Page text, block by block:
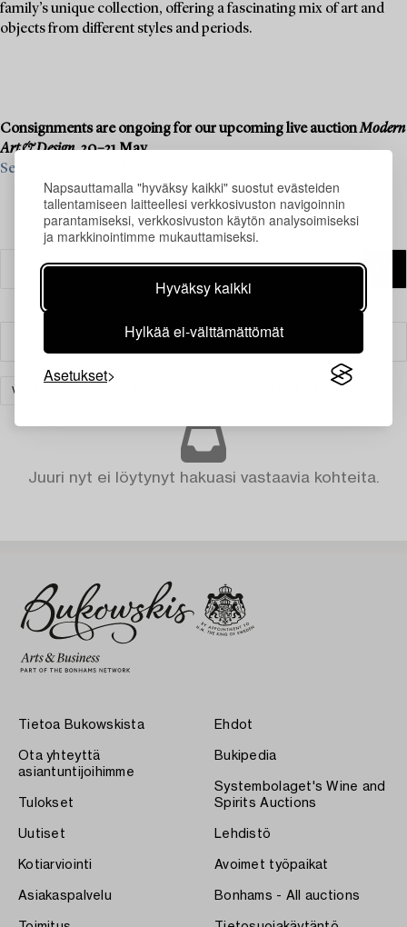
Napsauttamalla "hyväksy kaikki" suostut evästeiden
tallentamiseen laitteellesi verkkosivuston navigoinnin
parantamiseksi, verkkosivuston käytön analysoimiseksi
ja markkinointimme mukauttamiseksi.
Hyväksy kaikki
Hylkää ei-välttämättömät
Asetukset
family’s unique collection, offering a fascinating mix of art and
objects from different styles and periods.
Consignments are ongoing for our upcoming live auctionModern
Art & Design, 20–21 May.
See what we are looking for and contact us for a valuation ›
VALAISIMET
Juuri nyt ei löytynyt hakuasi vastaavia kohteita.
Tietoa Bukowskista
Ota yhteyttä
asiantuntijoihimme
Tulokset
Uutiset
Kotiarviointi
Asiakaspalvelu
Ehdot
Bukipedia
Systembolaget's Wine and
Spirits Auctions
Lehdistö
Avoimet työpaikat
Bonhams - All auctions